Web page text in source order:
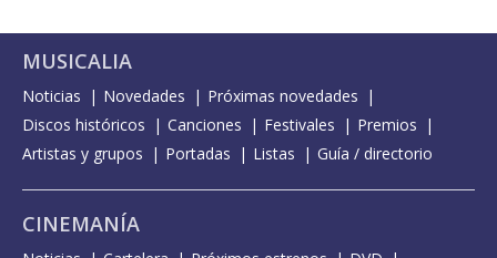
MUSICALIA
Noticias Novedades
Próximas novedades
Discos históricos
Canciones Festivales
Premios
Artistas y grupos
Portadas Listas Guía / directorio
CINEMANÍA